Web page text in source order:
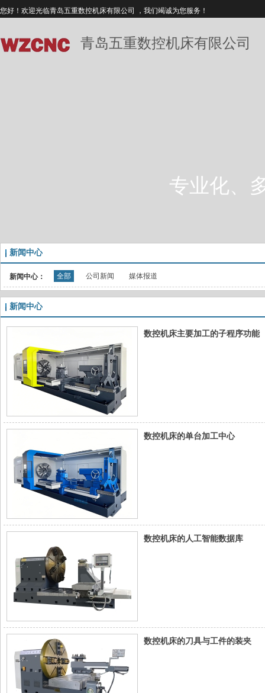
青岛五重数控机床有限公司
您好！欢迎光临青岛五重数控机床有限公司 ，我们竭诚为您服务！
专业化、
新闻中心
新闻中心： 全部 公司新闻 媒体报道
新闻中心
数控机床主要加工的子程序功能
数控机床的单台加工中心
数控机床的人工智能数据库
数控机床的刀具与工件的装夹